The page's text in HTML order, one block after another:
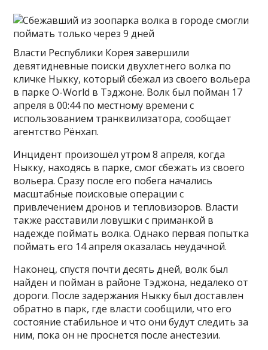
Власти Республики Корея завершили
девятидневные поиски двухлетнего волка по
кличке Ныкку, который сбежал из своего вольера
в парке O-World в Тэджоне. Волк был пойман 17
апреля в 00:44 по местному времени с
использованием транквилизатора, сообщает
агентство Рёнхап.
Инцидент произошёл утром 8 апреля, когда
Ныкку, находясь в парке, смог сбежать из своего
вольера. Сразу после его побега начались
масштабные поисковые операции с
привлечением дронов и тепловизоров. Власти
также расставили ловушки с приманкой в
надежде поймать волка. Однако первая попытка
поймать его 14 апреля оказалась неудачной.
Наконец, спустя почти десять дней, волк был
найден и пойман в районе Тэджона, недалеко от
дороги. После задержания Ныкку был доставлен
обратно в парк, где власти сообщили, что его
состояние стабильное и что они будут следить за
ним, пока он не проснется после анестезии.